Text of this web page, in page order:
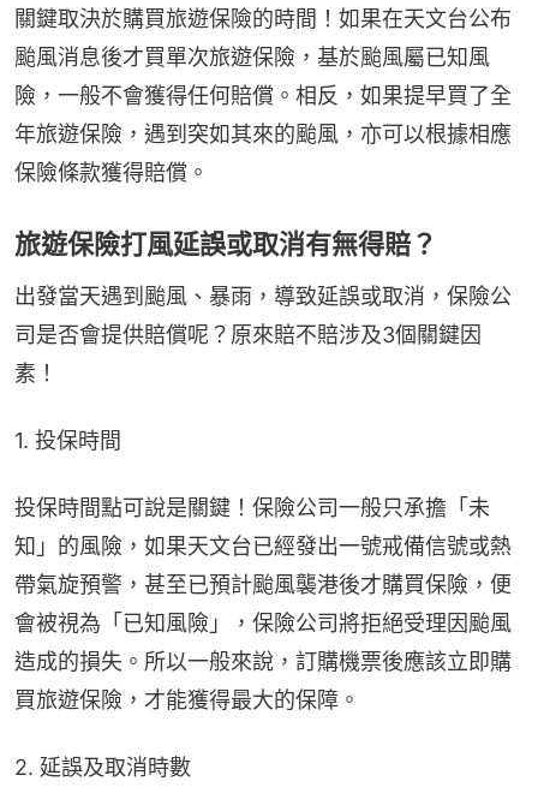
關鍵取決於購買旅遊保險的時間！如果在天文台公布
颱風消息後才買單次旅遊保險，基於颱風屬已知風
險，一般不會獲得任何賠償。相反，如果提早買了全
年旅遊保險，遇到突如其來的颱風，亦可以根據相應
保險條款獲得賠償。
旅遊保險打風延誤或取消有無得賠？
出發當天遇到颱風、暴雨，導致延誤或取消，保險公
司是否會提供賠償呢？原來賠不賠涉及3個關鍵因
素！
1. 投保時間
投保時間點可說是關鍵！保險公司一般只承擔「未
知」的風險，如果天文台已經發出一號戒備信號或熱
帶氣旋預警，甚至已預計颱風襲港後才購買保險，便
會被視為「已知風險」，保險公司將拒絕受理因颱風
造成的損失。所以一般來說，訂購機票後應該立即購
買旅遊保險，才能獲得最大的保障。
2. 延誤及取消時數